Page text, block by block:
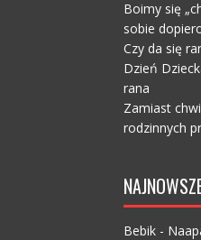
Boimy się
sobie
Czy da się
Dzień
rana
Zamiast
rodzinnych
Bebik-